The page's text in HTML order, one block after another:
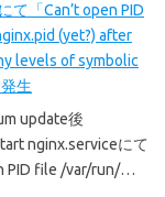
て「Can’t open PID
(yet?) after
levels of symbolic
生
update後
nginx.serviceにて
PID file /var/run/…